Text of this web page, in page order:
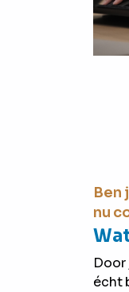
Ben
nu
Door
écht